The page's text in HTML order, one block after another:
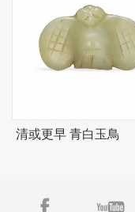
清或更早 青白玉鳥